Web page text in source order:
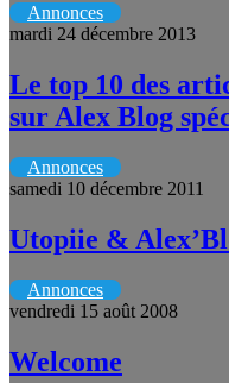
Annonces
mardi 24 décembre 2013
Le top 10 des
sur Alex Blog
Annonces
samedi 10 décembre 2011
Utopiie &
Annonces
vendredi 15 août 2008
Welcome